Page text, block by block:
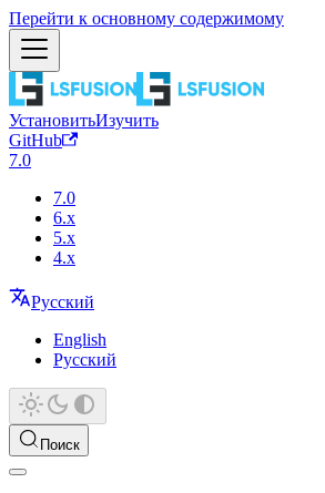
Перейти к основному содержимому
УстановитьИзучить
GitHub
7.0
7.0
6.x
5.x
4.x
Русский
English
Русский
Поиск